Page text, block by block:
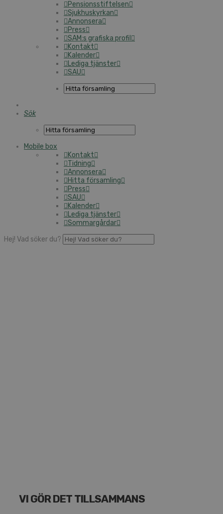
Pensionsstiftelsen
Sjukhuskyrkan
Annonsera
Press
SAM:s grafiska profil
Kontakt
Kalender
Lediga tjänster
SAU
Sök
Mobile box
Kontakt
Tidning
Annonsera
Hitta församling
Press
SAU
Kalender
Lediga tjänster
Sommargårdar
Hej! Vad söker du?
VI GÖR DET TILL­SAMMANS